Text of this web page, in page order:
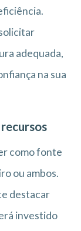
adequada,
na sua
como fonte
ou ambos.
destacar
investido